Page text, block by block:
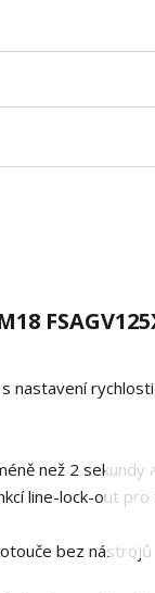
nastavení
než 2 sekundy
line-lock-out
bez nástrojů